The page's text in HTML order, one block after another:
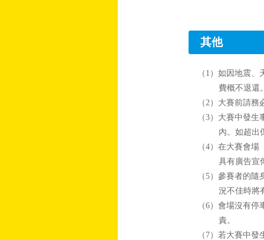
其他
（1）如因地震
費概不退還
（2）大賽前請
（3）大賽中發
內。如超出
（4）在大賽會
具有廣告宣
（5）參賽者的
況不佳時將
（6）會場沒有
責。
（7）若大賽中